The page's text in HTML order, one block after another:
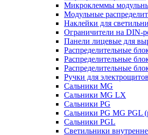
Микроклеммы
Модульные
Наклейки для
Ограничители на DIN-
Панели лицевые для
Распределительные
Распределительные
Распределительные
Ручки для
Сальники MG
Сальники MG LX
Сальники PG
Сальники PG MG PGL
Сальники PGL
Светильники